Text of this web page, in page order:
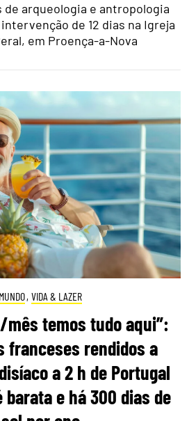
arqueologia e antropologia
de 12 dias na Igreja
em Proença-a-Nova
MUNDO, VIDA & LAZER
mês temos tudo aqui”:
franceses rendidos a
a 2 h de Portugal
barata e há 300 dias de